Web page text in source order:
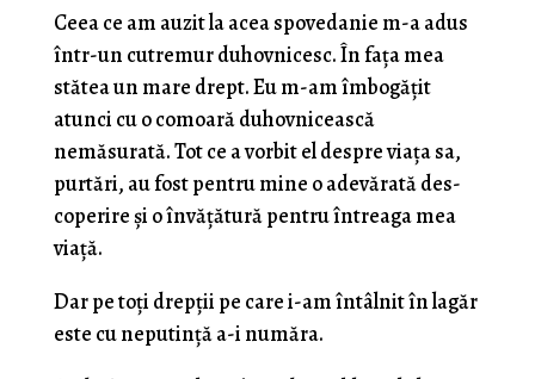
Ceea ce am auzit la acea spovedanie m-a adus
într-un cutremur duhovnicesc. În faţa mea
stătea un mare drept. Eu m-am îmbogăţit
atunci cu o comoară duhovnicească
nemăsurată. Tot ce a vorbit el despre viaţa sa,
purtări, au fost pentru mine o adevărată des­
coperire şi o învăţătură pentru întreaga mea
viaţă.
Dar pe toţi drepţii pe care i-am întâlnit în lagăr
este cu neputinţă a-i număra.